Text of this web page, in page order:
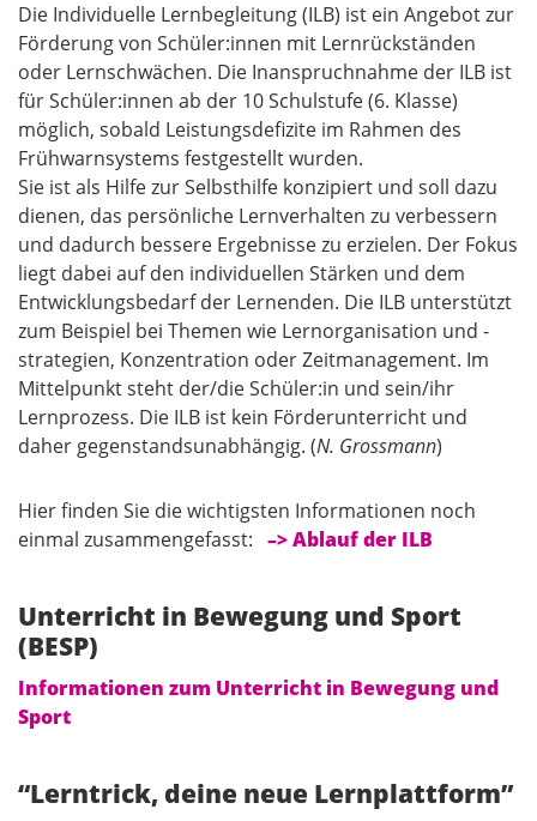
Die Individuelle Lernbegleitung (ILB) ist ein Angebot zur
Förderung von Schüler:innen mit Lernrückständen
oder Lernschwächen. Die Inanspruchnahme der ILB ist
für Schüler:innen ab der 10 Schulstufe (6. Klasse)
möglich, sobald Leistungsdefizite im Rahmen des
Frühwarnsystems festgestellt wurden.
Sie ist als Hilfe zur Selbsthilfe konzipiert und soll dazu
dienen, das persönliche Lernverhalten zu verbessern
und dadurch bessere Ergebnisse zu erzielen. Der Fokus
liegt dabei auf den individuellen Stärken und dem
Entwicklungsbedarf der Lernenden. Die ILB unterstützt
zum Beispiel bei Themen wie Lernorganisation und -
strategien, Konzentration oder Zeitmanagement. Im
Mittelpunkt steht der/die Schüler:in und sein/ihr
Lernprozess. Die ILB ist kein Förderunterricht und
daher gegenstandsunabhängig. (N. Grossmann)
Hier finden Sie die wichtigsten Informationen noch
einmal zusammengefasst: –> Ablauf der ILB
Unterricht in Bewegung und Sport
(BESP)
Informationen zum Unterricht in Bewegung und
Sport
“Lerntrick, deine neue Lernplattform”